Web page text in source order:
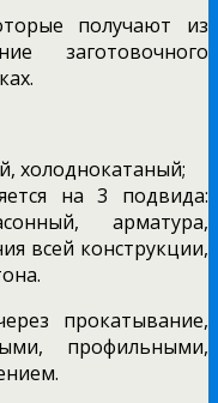
получают из
заготовочного
холоднокатаный;
на 3 подвида:
арматура,
всей конструкции,
прокатывание,
профильными,